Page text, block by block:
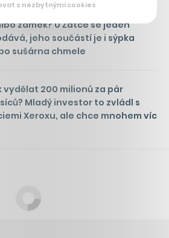
zámek? U Žatce se jeden
jeho součástí je i sýpka
sušárna chmele
vydělat 200 milionů za pár
Mladý investor to zvládl s
Xeroxu, ale chce mnohem víc
s nezbytnými cookies